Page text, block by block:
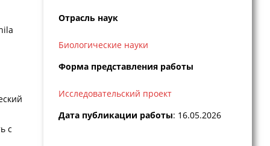
с
Отрасль наук
Биологические науки
Форма представления работы
Исследовательский проект
Дата публикации работы: 16.05.2026